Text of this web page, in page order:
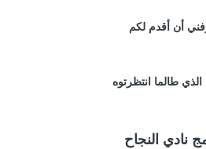
أن أقدم لكم
الذي طالما انتظرتوه
نادي النجاح